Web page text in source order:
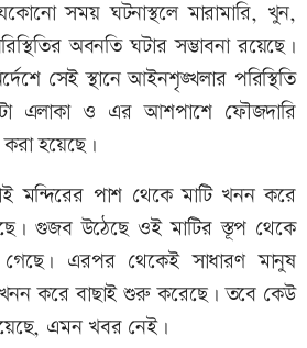
সময় ঘটনাস্থলে মারামারি, খুন,
অবনতি ঘটার সম্ভাবনা রয়েছে।
সেই স্থানে আইনশৃঙ্খলার পরিস্থিতি
এলাকা ও এর আশপাশে ফৌজদারি
করা হয়েছে।
মন্দিরের পাশ থেকে মাটি খনন করে
গুজব উঠেছে ওই মাটির স্তূপ থেকে
এরপর থেকেই সাধারণ মানুষ
করে বাছাই শুরু করেছে। তবে কেউ
এমন খবর নেই।